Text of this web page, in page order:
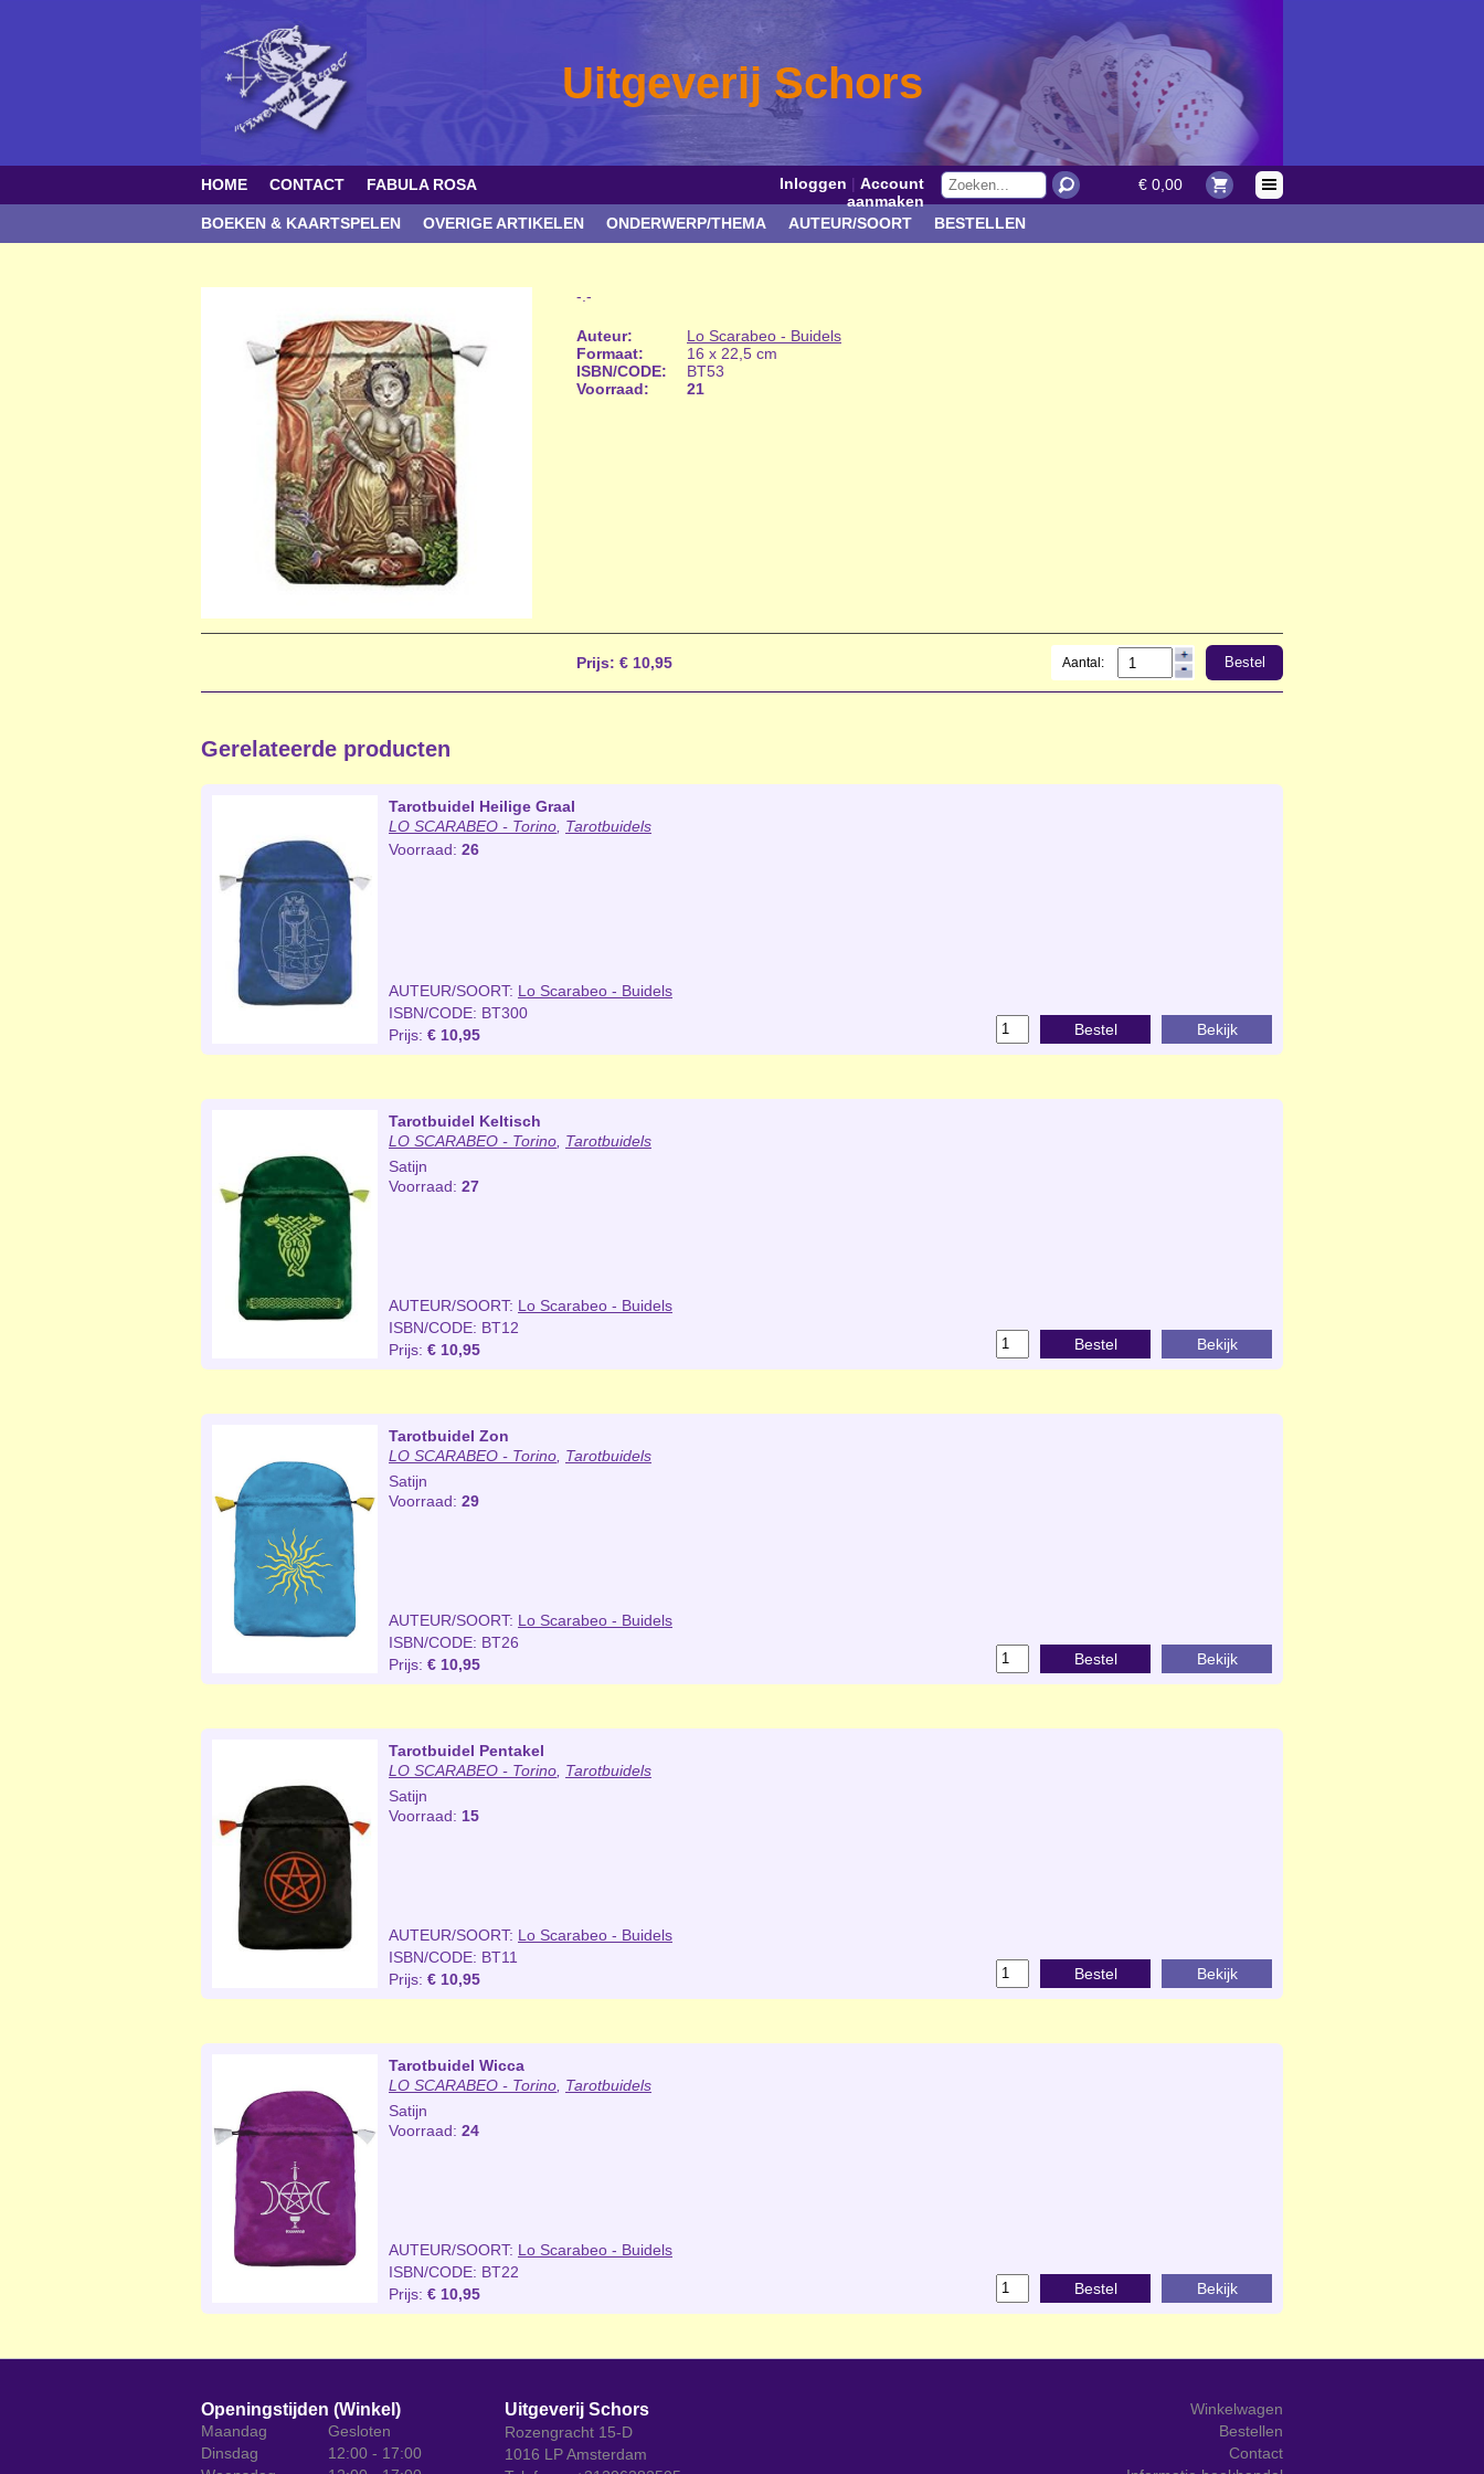
HOME CONTACT FABULA ROSA € 0,00
Inloggen | Account
aanmaken
Uitgeverij Schors
BOEKEN & KAARTSPELEN OVERIGE ARTIKELEN ONDERWERP/THEMA AUTEUR/SOORT BESTELLEN
-.-
Auteur:
Lo Scarabeo - Buidels
Formaat:
16 x 22,5 cm
ISBN/CODE:
BT53
Voorraad:
21
Prijs: € 10,95 Aantal: Bestel
Gerelateerde producten
Tarotbuidel Heilige Graal
LO SCARABEO - Torino Tarotbuidels
Voorraad: 26
AUTEUR/SOORT: Lo Scarabeo - Buidels
ISBN/CODE: BT300
Prijs: € 10,95 Bestel Bekijk
Tarotbuidel Keltisch
LO SCARABEO - Torino Tarotbuidels
Satijn
Voorraad: 27
AUTEUR/SOORT: Lo Scarabeo - Buidels
ISBN/CODE: BT12
Prijs: € 10,95 Bestel Bekijk
Tarotbuidel Zon
LO SCARABEO - Torino Tarotbuidels
Satijn
Voorraad: 29
AUTEUR/SOORT: Lo Scarabeo - Buidels
ISBN/CODE: BT26
Prijs: € 10,95 Bestel Bekijk
Tarotbuidel Pentakel
LO SCARABEO - Torino Tarotbuidels
Satijn
Voorraad: 15
AUTEUR/SOORT: Lo Scarabeo - Buidels
ISBN/CODE: BT11
Prijs: € 10,95 Bestel Bekijk
Tarotbuidel Wicca
LO SCARABEO - Torino Tarotbuidels
Satijn
Voorraad: 24
AUTEUR/SOORT: Lo Scarabeo - Buidels
ISBN/CODE: BT22
Prijs: € 10,95 Bestel Bekijk
Openingstijden (Winkel)
Maandag
Gesloten
Dinsdag
12:00 - 17:00
Uitgeverij Schors
Rozengracht 15-D
1016 LP Amsterdam
Winkelwagen
Bestellen
Contact